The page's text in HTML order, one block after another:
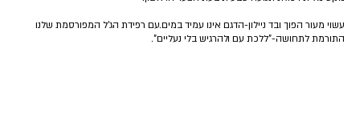
עשוי מעור הפוך ובד ניילון-הדגם אינו עמיד במים.עם רפידת הג’ל המפורסמת שלנו
התורמת לתחושה-”ללכת עם ולהרגיש בלי נעליים”.